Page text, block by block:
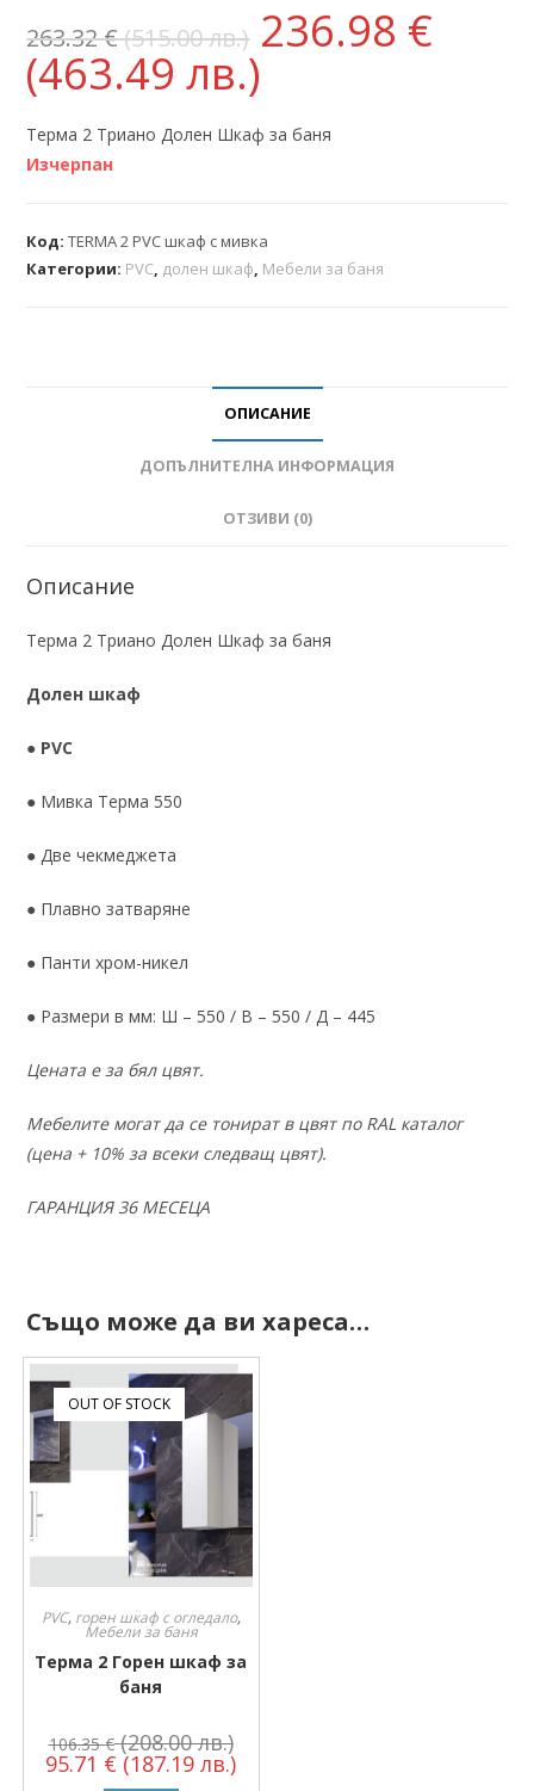
263.32€(515.00 лв.) 236.98 €
(463.49 лв.)
Терма 2 Триано Долен Шкаф за баня
Изчерпан
Код:TERMA 2 PVC шкаф с мивка
Категории: PVC, долен шкаф, Мебели за баня
ОПИСАНИЕ
ДОПЪЛНИТЕЛНА ИНФОРМАЦИЯ
ОТЗИВИ (0)
Описание
Терма 2 Триано Долен Шкаф за баня
Долен шкаф
● PVC
● Мивка Терма 550
● Две чекмеджета
● Плавно затваряне
● Панти хром-никел
● Размери в мм: Ш – 550 / В – 550 / Д – 445
Цената е за бял цвят.
Мебелите могат да се тонират в цвят по RAL каталог
(цена + 10% за всеки следващ цвят).
ГАРАНЦИЯ 36 МЕСЕЦА
Също може да ви хареса…
OUT OF STOCK
PVC, горен шкаф с огледало,
Мебели за баня
Терма 2 Горен шкаф за
баня
106.35€ (208.00 лв.)
95.71 € (187.19 лв.)